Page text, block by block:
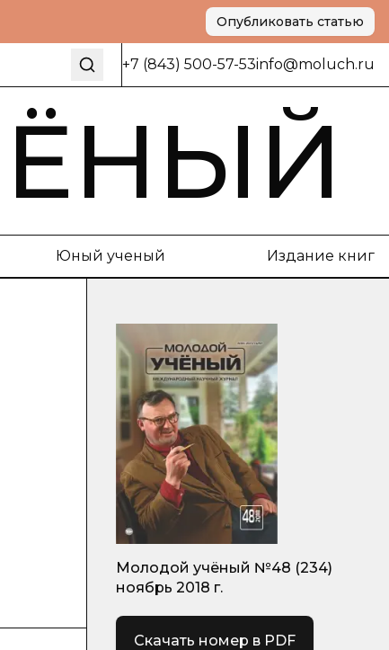
Опубликовать статью
+7 (843) 500-57-53info@moluch.ru
Юный ученый Издание книг
Молодой учёный №48 (234)
ноябрь 2018 г.
Скачать номер в PDF